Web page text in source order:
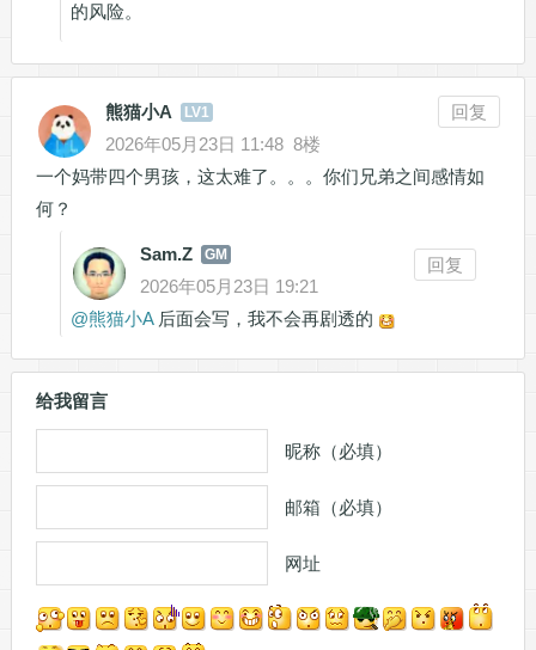
的风险。
熊猫小A LV1
回复
2026年05月23日 11:48 8楼
一个妈带四个男孩，这太难了。。。你们兄弟之间感情如
何？
Sam.Z GM
回复
2026年05月23日 19:21
@熊猫小A后面会写，我不会再剧透的
给我留言
昵称（必填）
邮箱（必填）
网址